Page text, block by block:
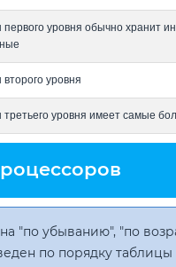
первого уровня обычно хранит
второго уровня
третьего уровня имеет самые
"по убыванию", "по
по порядку таблицы